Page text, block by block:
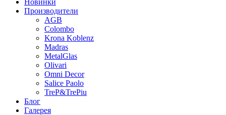
Новинки
Производители
AGB
Colombo
Krona Koblenz
Madras
MetalGlas
Olivari
Omni Decor
Salice Paolo
TreP&TrePiu
Блог
Галерея